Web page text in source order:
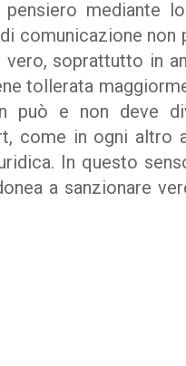
mediante
comunicazione non
soprattutto in
tollerata
può e non deve
come in ogni altro
In questo
a sanzionare